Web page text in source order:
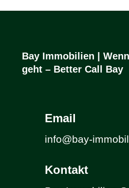
Bay Immobilien |
geht – Better Call Bay
Email
info@bay-
Kontakt